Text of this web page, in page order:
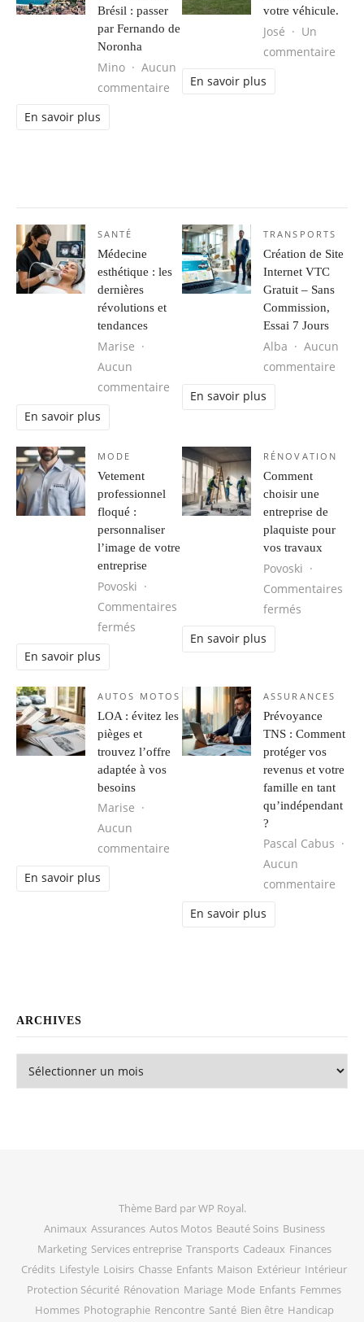
Brésil : passer
par Fernando de
Noronha
Mino
Aucun
commentaire sur Séjour d’aventure au Brésil :
En savoir plus
votre véhicule.
José
Un
commentaire
En savoir plus
SANTÉ
Médecine
esthétique : les
dernières
révolutions et
tendances
Marise
Aucun
commentaire
En savoir plus
TRANSPORTS
Création de Site
Internet VTC
Gratuit – Sans
Commission,
Essai 7 Jours
Alba
Aucun
commentaire
En savoir plus
MODE
Vetement
professionnel
floqué :
personnaliser
l’image de votre
entreprise
Povoski
Commentaires
fermés
En savoir plus
RÉNOVATION
Comment
choisir une
entreprise de
plaquiste pour
vos travaux
Povoski
Commentaires
fermés
En savoir plus
AUTOS MOTOS
LOA : évitez les
pièges et
trouvez l’offre
adaptée à vos
besoins
Marise
Aucun
commentaire sur LOA : évitez les pièges et
En savoir plus
ASSURANCES
Prévoyance
TNS : Comment
protéger vos
revenus et votre
famille en tant
qu’indépendant
?
Pascal Cabus
Aucun
commentaire
En savoir plus
ARCHIVES
Archives
Thème Bard parWP Royal.
Animaux Assurances Autos Motos Beauté Soins Business
Marketing Services entreprise Transports Cadeaux Finances
Crédits Lifestyle Loisirs Chasse Enfants Maison Extérieur Intérieur
Protection Sécurité Rénovation Mariage Mode Enfants Femmes
Hommes Photographie Rencontre Santé Bien être Handicap